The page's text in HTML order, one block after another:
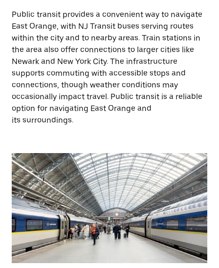
Public transit provides a convenient way to navigate
East Orange, with NJ Transit buses serving routes
within the city and to nearby areas. Train stations in
the area also offer connections to larger cities like
Newark and New York City. The infrastructure
supports commuting with accessible stops and
connections, though weather conditions may
occasionally impact travel. Public transit is a reliable
option for navigating East Orange and
its surroundings.